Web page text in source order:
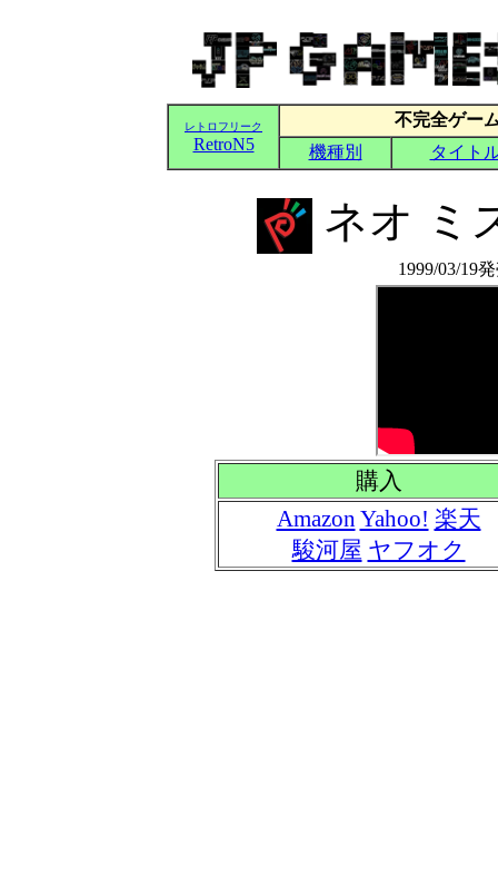
ネオ ミ
1999/03/19
購入
Amazon Yahoo! 楽天
駿河屋 ヤフオク